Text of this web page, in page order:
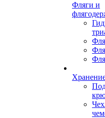
Фляги и